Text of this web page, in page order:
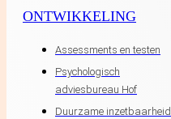
ONTWIKKELING
Assessments en testen
Psychologisch
adviesbureau Hof
Duurzame inzetbaarheid